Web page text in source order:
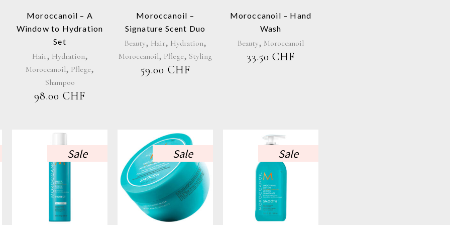
Moroccanoil – A
Window to Hydration
Set
Hair, Hydration,
Moroccanoil, Pflege,
Shampoo
98.00 CHF
Moroccanoil –
Signature Scent Duo
Beauty, Hair, Hydration,
Moroccanoil, Pflege, Styling
59.00 CHF
Moroccanoil – Hand
Wash
Beauty, Moroccanoil
33.50CHF
Sale Sale Sale